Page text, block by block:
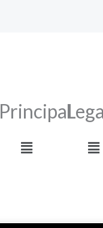
Principal
Menú